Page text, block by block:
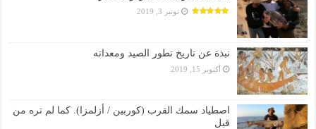
نونبر 3, 2019
نبذة عن تاريخ تطور الصيد ومعداته
أكتوبر 15, 2019
اصطياد سمك القرب (كوربين / أزلمزا). كما لم تره من
قبل